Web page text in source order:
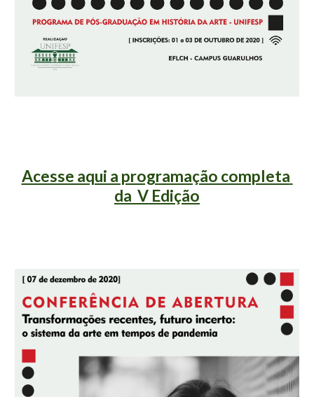
Acesse aqui a programação completa
da  V Edição